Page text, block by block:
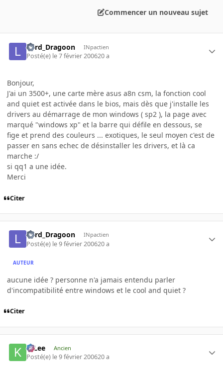
Commencer un nouveau sujet
Lord_Dragoon INpactien
Posté(e) le 7 février 200620 a
Bonjour,
J'ai un 3500+, une carte mère asus a8n csm, la fonction cool
and quiet est activée dans le bios, mais dès que j'installe les
drivers au démarrage de mon windows ( sp2 ), la page avec
marqué "windows xp" et la barre qui défile en dessous, se
fige et prend des couleurs ... exotiques, le seul moyen c'est de
passer en sans echec de désinstaller les drivers, et là ca
marche :/
si qq1 a une idée.
Merci
Citer
Lord_Dragoon INpactien
Posté(e) le 9 février 200620 a
AUTEUR
aucune idée ? personne n'a jamais entendu parler
d'incompatibilité entre windows et le cool and quiet ?
Citer
K-Lee Ancien
Posté(e) le 9 février 200620 a